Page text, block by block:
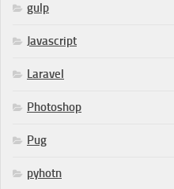
gulp
Javascript
Laravel
Photoshop
Pug
pyhotn